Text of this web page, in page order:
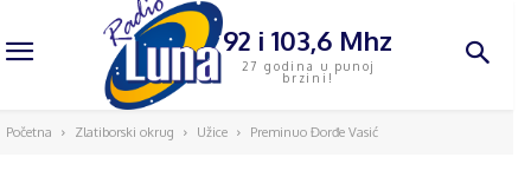
92 i 103,6 Mhz
27 godina u punoj
brzini!
Početna Zlatiborski okrug Užice Preminuo Đorđe Vasić